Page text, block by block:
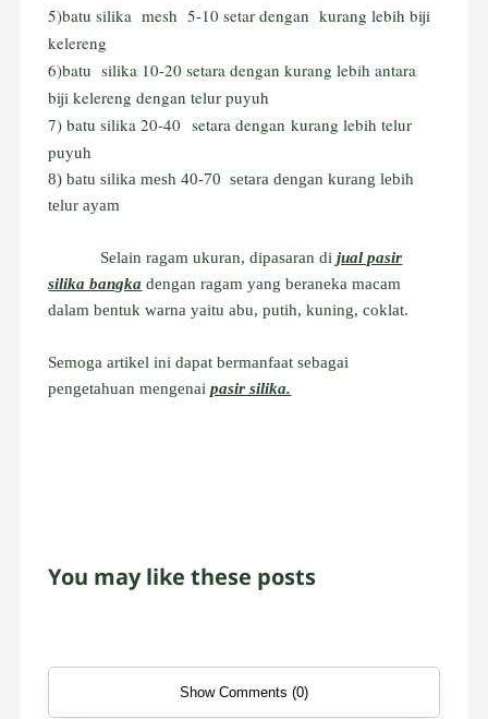
5)batu silika mesh 5-10 setar dengan kurang lebih biji
kelereng
6)batu silika 10-20 setara dengan kurang lebih antara
biji kelereng dengan telur puyuh
7) batu silika 20-40 setara dengan kurang lebih telur
puyuh
8) batu silika mesh 40-70 setara dengan kurang lebih
telur ayam
Selain ragam ukuran, dipasaran dijual pasir
silika bangka dengan ragam yang beraneka macam
dalam bentuk warna yaitu abu, putih, kuning, coklat.
Semoga artikel ini dapat bermanfaat sebagai
pengetahuan mengenaipasir silika.
You may like these posts
Show Comments (0)